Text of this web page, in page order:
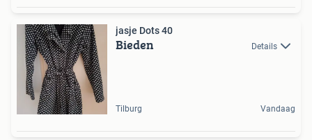
jasje Dots 40
Bieden Details
Tilburg Vandaag